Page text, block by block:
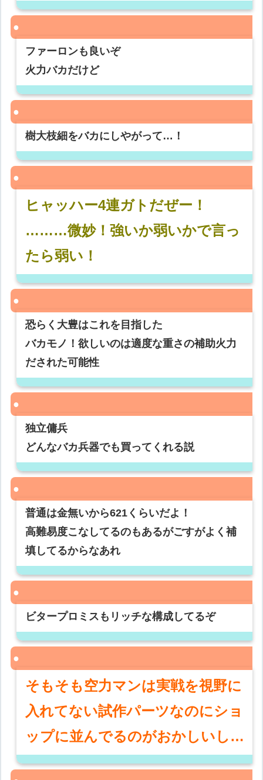
ファーロンも良いぞ
火力バカだけど
樹大枝細をバカにしやがって…！
ヒャッハー4連ガトだぜー！
………微妙！強いか弱いかで言っ
たら弱い！
恐らく大豊はこれを目指した
バカモノ！欲しいのは適度な重さの補助火力
だされた可能性
独立傭兵
どんなバカ兵器でも買ってくれる説
普通は金無いから621くらいだよ！
高難易度こなしてるのもあるがごすがよく補
填してるからなあれ
ビタープロミスもリッチな構成してるぞ
そもそも空力マンは実戦を視野に
入れてない試作パーツなのにショ
ップに並んでるのがおかしいし…